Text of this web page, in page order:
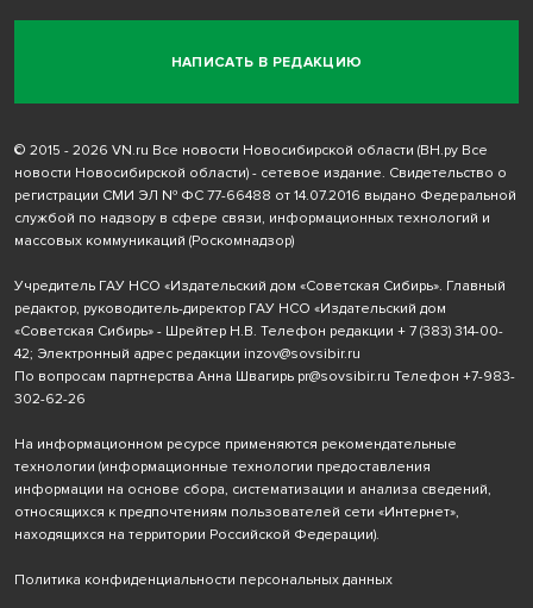
НАПИСАТЬ В РЕДАКЦИЮ
© 2015 - 2026 VN.ru Все новости Новосибирской области (ВН.ру Все
новости Новосибирской области) - сетевое издание. Свидетельство о
регистрации СМИ ЭЛ № ФС 77-66488 от 14.07.2016 выдано Федеральной
службой по надзору в сфере связи, информационных технологий и
массовых коммуникаций (Роскомнадзор)
Учредитель ГАУ НСО «Издательский дом «Советская Сибирь». Главный
редактор, руководитель-директор ГАУ НСО «Издательский дом
«Советская Сибирь» - Шрейтер Н.В. Телефон редакции + 7 (383) 314-00-
42; Электронный адрес редакции inzov@sovsibir.ru
По вопросам партнерства Анна Швагирь pr@sovsibir.ru Телефон +7-983-
302-62-26
На информационном ресурсе применяются рекомендательные
технологии (информационные технологии предоставления
информации на основе сбора, систематизации и анализа сведений,
относящихся к предпочтениям пользователей сети «Интернет»,
находящихся на территории Российской Федерации).
Политика конфиденциальности персональных данных